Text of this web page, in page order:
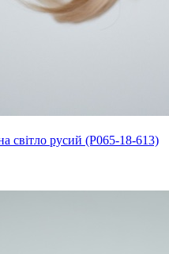
світло русий (P065-18-613)